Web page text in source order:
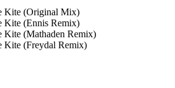
Kite (Original Mix)
Kite (Ennis Remix)
Kite (Mathaden Remix)
Kite (Freydal Remix)